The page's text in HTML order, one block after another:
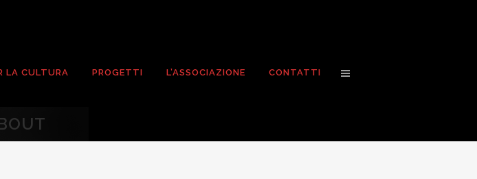
LA CULTURA PROGETTI L’ASSOCIAZIONE CONTATTI